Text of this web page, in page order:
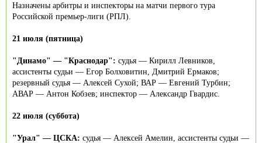
Назначены арбитры и инспекторы на матчи первого тура
Российской премьер-лиги (РПЛ).
21 июля (пятница)
"Динамо" — "Краснодар": судья — Кирилл Левников,
ассистенты судьи — Егор Болховитин, Дмитрий Ермаков;
резервный судья — Алексей Сухой; ВАР — Евгений Турбин;
АВАР — Антон Кобзев; инспектор — Александр Гвардис.
22 июля (суббота)
"Урал" — ЦСКА: судья — Алексей Амелин, ассистенты судьи —